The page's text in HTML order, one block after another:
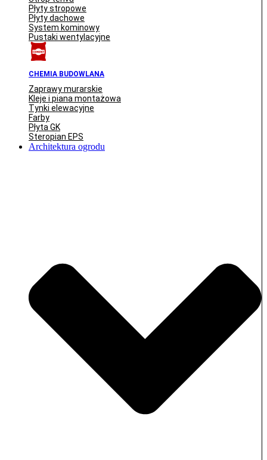
Płyty stropowe
Płyty dachowe
System kominowy
Pustaki wentylacyjne
CHEMIA BUDOWLANA
Zaprawy murarskie
Kleje i piana montażowa
Tynki elewacyjne
Farby
Płyta GK
Steropian EPS
Architektura ogrodu